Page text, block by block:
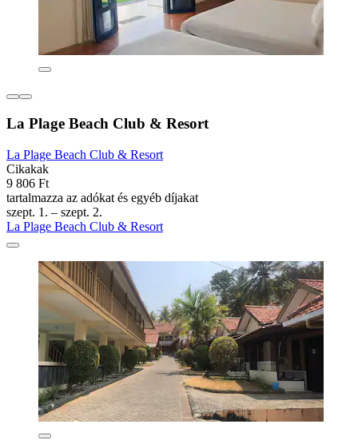
La Plage Beach Club & Resort
La Plage Beach Club & Resort
Cikakak
9 806 Ft
tartalmazza az adókat és egyéb díjakat
szept. 1. – szept. 2.
La Plage Beach Club & Resort